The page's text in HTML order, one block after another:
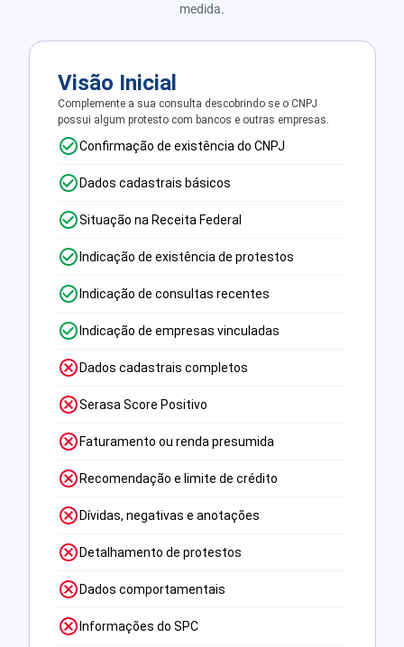
medida.
Visão Inicial
Complemente a sua consulta descobrindo se o CNPJ
possui algum protesto com bancos e outras empresas.
Confirmação de existência do CNPJ
Dados cadastrais básicos
Situação na Receita Federal
Indicação de existência de protestos
Indicação de consultas recentes
Indicação de empresas vinculadas
Dados cadastrais completos
Serasa Score Positivo
Faturamento ou renda presumida
Recomendação e limite de crédito
Dívidas, negativas e anotações
Detalhamento de protestos
Dados comportamentais
Informações do SPC